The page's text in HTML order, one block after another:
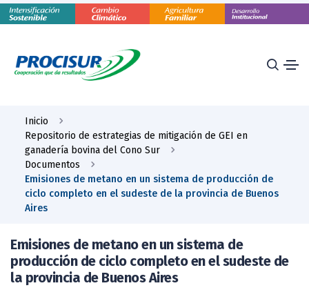
Inicio
Repositorio de estrategias de mitigación de GEI en
ganadería bovina del Cono Sur
Documentos
Emisiones de metano en un sistema de producción de
ciclo completo en el sudeste de la provincia de Buenos
Aires
Emisiones de metano en un sistema de
producción de ciclo completo en el sudeste de
la provincia de Buenos Aires